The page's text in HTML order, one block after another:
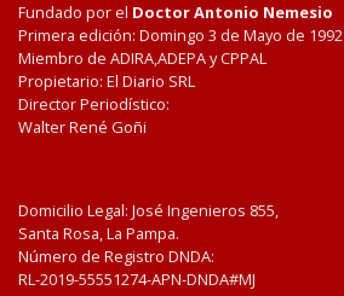
Fundado por el Doctor Antonio Nemesio
Primera edición: Domingo 3 de Mayo de 1992
Miembro de ADIRA,ADEPA y CPPAL
Propietario: El Diario SRL
Director Periodístico:
Walter René Goñi
Domicilio Legal: José Ingenieros 855,
Santa Rosa, La Pampa.
Número de Registro DNDA:
RL-2019-55551274-APN-DNDA#MJ